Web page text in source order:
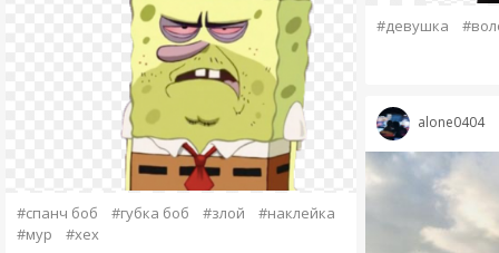
#спанч боб #губка боб #злой
#наклейка
#мур
#хех
#девушка
alone0404